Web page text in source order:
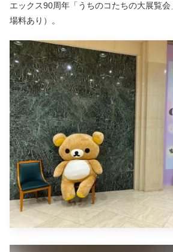
エックス90周年「うちのコたちの大展覧
場料あり）。